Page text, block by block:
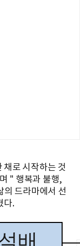
로 시작하는 것
" 행복과 불행,
의 드라마에서 선
다.
배